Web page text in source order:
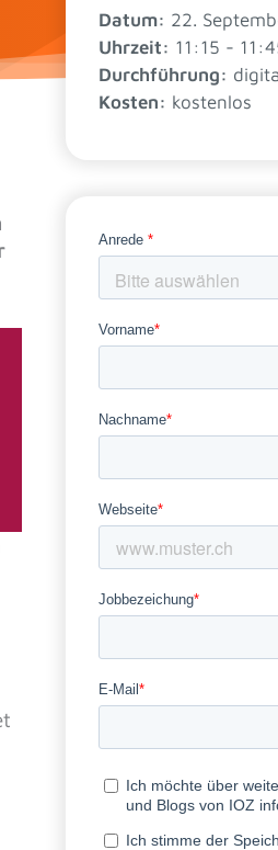
Datum: 22.
Uhrzeit: 11:15 -
Durchführung:
Kosten: kostenlos